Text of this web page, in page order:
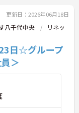
資格
講
多職
ネ
でき
境
更新日：2026年06月18日
八千代中央
リネッ
日☆グループ
＞